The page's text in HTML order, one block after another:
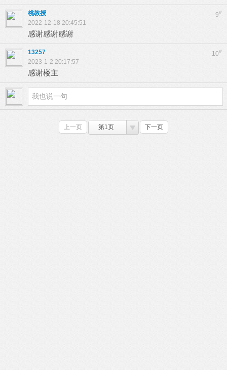
9#
桃教授
2022-12-18 20:45:51
感谢感谢感谢
10#
13257
2023-1-2 20:17:57
感谢楼主
上一页 第1页 下一页